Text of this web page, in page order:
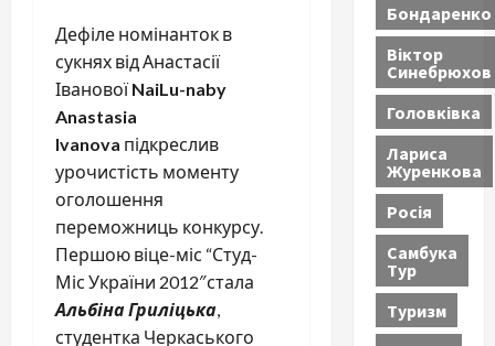
Дефіле номінанток в
сукнях від Анастасії
ІвановоїNaiLu-naby
Anastasia
Ivanova підкреслив
урочистість моменту
оголошення
переможниць конкурсу.
Першою віце-міс “Студ-
Міс України 2012″стала
Альбіна Гриліцька,
студентка Черкаського
Бондаренко
Віктор
Синебрюхов
Головківка
Лариса
Журенкова
Росія
Самбука
Тур
Туризм